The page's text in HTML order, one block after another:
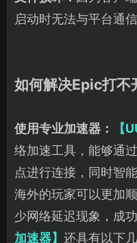
启动时无法与平台通
如何解决Epic打不
使用专业加速器： 【
络加速工具，能够通
点进行连接，同时智
海外的玩家可以更加
少网络延迟现象，成
加速器】 还具有以下